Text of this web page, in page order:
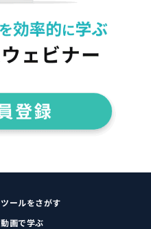
ツールをさがす
動画で学ぶ